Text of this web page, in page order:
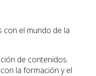
con el mundo de la
de contenidos.
la formación y el